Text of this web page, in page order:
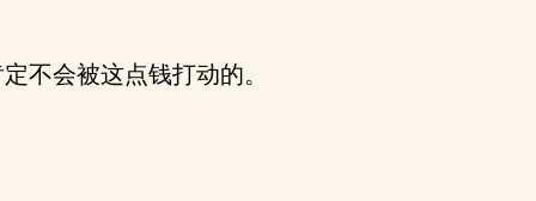
不会被这点钱打动的。